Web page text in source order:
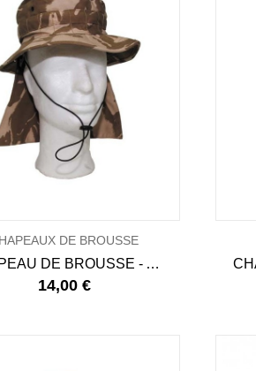
DE BROUSSE
CHAPEAU DE BROUSSE - ARMÉE ANGLAISE
14,00 €